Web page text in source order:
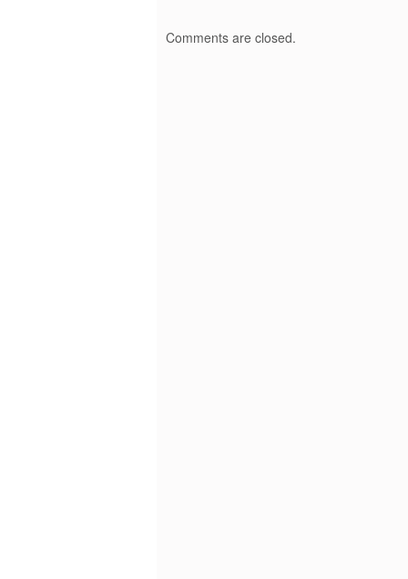
Comments are closed.